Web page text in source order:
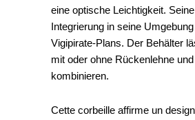
eine optische Leichtigkeit.
Integrierung in seine
Vigipirate-Plans. Der Behälter
mit oder ohne Rückenlehne
kombinieren.
Cette corbeille affirme un